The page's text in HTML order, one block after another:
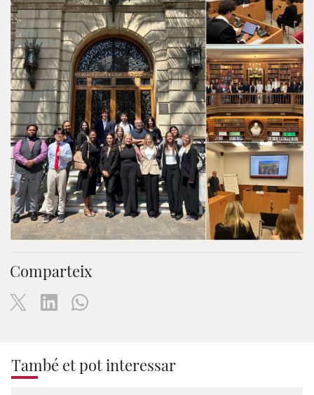
Comparteix
També et pot interessar